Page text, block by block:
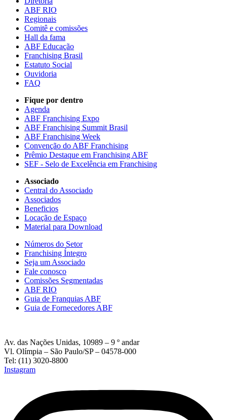
ABF RIO
Regionais
Comitê e comissões
Hall da fama
ABF Educação
Franchising Brasil
Estatuto Social
Ouvidoria
FAQ
Fique por dentro
Agenda
ABF Franchising Expo
ABF Franchising Summit Brasil
ABF Franchising Week
Convenção do ABF Franchising
Prêmio Destaque em Franchising ABF
SEF - Selo de Excelência em Franchising
Associado
Central do Associado
Associados
Beneficios
Locação de Espaço
Material para Download
Números do Setor
Franchising Íntegro
Seja um Associado
Fale conosco
Comissões Segmentadas
ABF RIO
Guia de Franquias ABF
Guia de Fornecedores ABF
Av. das Nações Unidas, 10989 – 9 º andar
Vl. Olímpia – São Paulo/SP – 04578-000
Tel: (11) 3020-8800
Instagram